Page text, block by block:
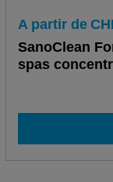
A partir de
SanoClean
spas